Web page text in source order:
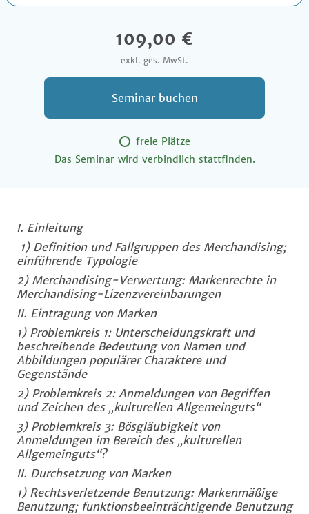
109,00 €
exkl. ges. MwSt.
Seminar buchen
freie Plätze
Das Seminar wird verbindlich stattfinden.
I. Einleitung
1) Definition und Fallgruppen des Merchandising;
einführende Typologie
2) Merchandising-Verwertung: Markenrechte in
Merchandising-Lizenzvereinbarungen
II. Eintragung von Marken
1) Problemkreis 1: Unterscheidungskraft und
beschreibende Bedeutung von Namen und
Abbildungen populärer Charaktere und
Gegenstände
2) Problemkreis 2: Anmeldungen von Begriffen
und Zeichen des „kulturellen Allgemeinguts“
3) Problemkreis 3: Bösgläubigkeit von
Anmeldungen im Bereich des „kulturellen
Allgemeinguts“?
II. Durchsetzung von Marken
1) Rechtsverletzende Benutzung: Markenmäßige
Benutzung; funktionsbeeinträchtigende Benutzung